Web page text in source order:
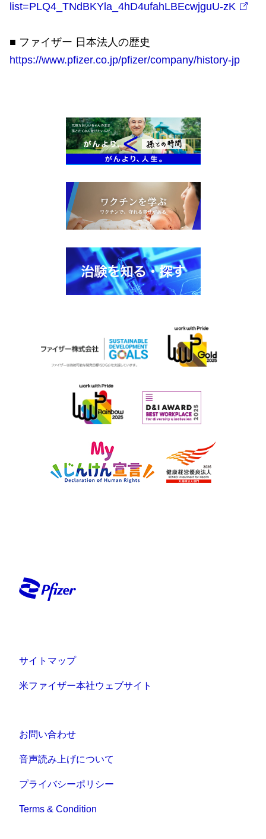
list=PLQ4_TNdBKYla_4hD4ufahLBEcwjguU-zK
■ ファイザー 日本法人の歴史
https://www.pfizer.co.jp/pfizer/company/history-jp
サイトマップ
米ファイザー本社ウェブサイト
お問い合わせ
音声読み上げについて
プライバシーポリシー
Terms & Condition